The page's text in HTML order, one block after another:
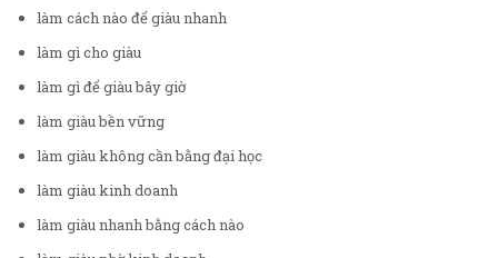
làm cách nào để giàu nhanh
làm gì cho giàu
làm gì để giàu bây giờ
làm giàu bền vững
làm giàu không cần bằng đại học
làm giàu kinh doanh
làm giàu nhanh bằng cách nào